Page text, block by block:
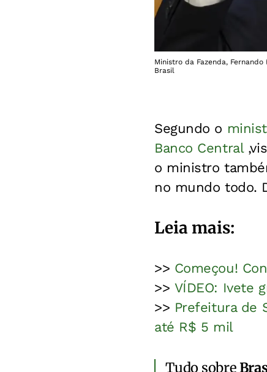
Ministro da Fazenda,
Brasil
Segundo o
Banco Central
o ministro
no mundo todo.
Leia mais:
>> Começou!
>> VÍDEO: Ivete
>> Prefeitura de
até R$ 5 mil
Tudo sobre